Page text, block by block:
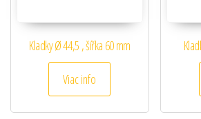
Kladky Ø 44,5 , šířka 60 mm
Viac info